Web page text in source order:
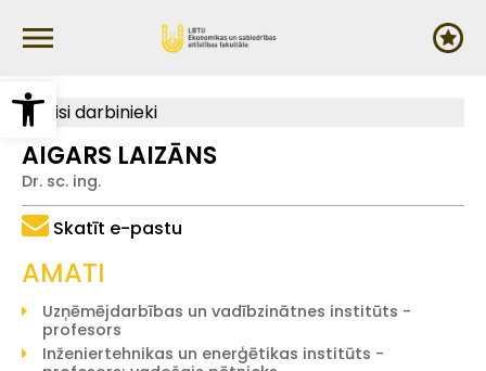
Open toolbar
galveno
Visi darbinieki
AIGARS LAIZĀNS
Dr. sc. ing.
Skatīt e-pastu
AMATI
Uzņēmējdarbības un vadībzinātnes institūts -
profesors
Inženiertehnikas un enerģētikas institūts -